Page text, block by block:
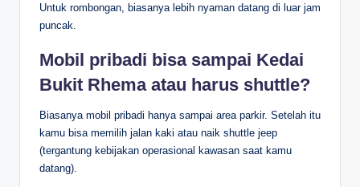
Untuk rombongan, biasanya lebih nyaman datang di luar jam
puncak.
Mobil pribadi bisa sampai Kedai
Bukit Rhema atau harus shuttle?
Biasanya mobil pribadi hanya sampai area parkir. Setelah itu
kamu bisa memilih jalan kaki atau naik shuttle jeep
(tergantung kebijakan operasional kawasan saat kamu
datang).